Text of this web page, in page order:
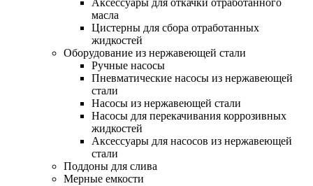
Аксессуары для откачки отработанного
масла
Цистерны для сбора отработанных
жидкостей
Оборудование из нержавеющей стали
Ручные насосы
Пневматические насосы из нержавеющей
стали
Насосы из нержавеющей стали
Насосы для перекачивания коррозивных
жидкостей
Аксессуары для насосов из нержавеющей
стали
Поддоны для слива
Мерные емкости